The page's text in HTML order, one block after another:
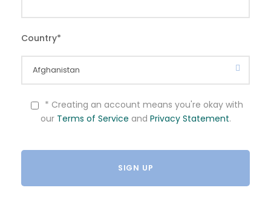
Country*
* Creating an account means you're okay with
our Terms of Service and Privacy Statement.